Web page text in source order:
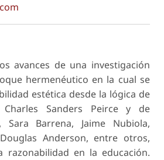
avances de una investigación
hermenéutico en la cual se
estética desde la lógica de
Sanders Peirce y de
Sara Barrena, Jaime Nubiola,
Anderson, entre otros,
razonabilidad en la educación.